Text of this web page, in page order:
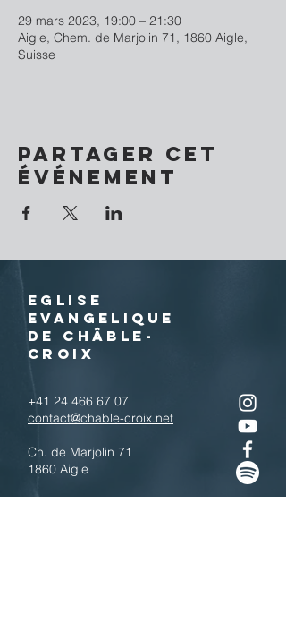
29 mars 2023, 19:00 – 21:30
Aigle, Chem. de Marjolin 71, 1860 Aigle,
Suisse
Partager cet
événement
EGLISE
EVANGELIQUE
DE CHÂBLE-
CROIX
+41 24 466 67 07
contact@chable-croix.net
Ch. de Marjolin 71
1860 Aigle